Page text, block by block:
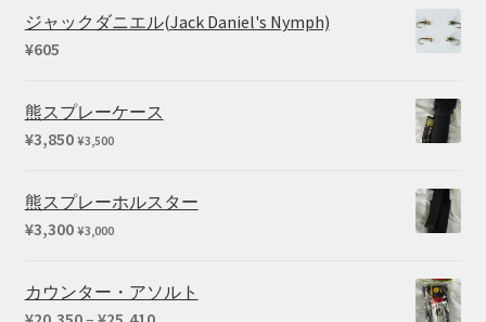
ジャックダニエル(Jack Daniel's Nymph)
¥605
熊スプレーケース
¥3,850 ¥3,500
熊スプレーホルスター
¥3,300 ¥3,000
カウンター・アソルト
価